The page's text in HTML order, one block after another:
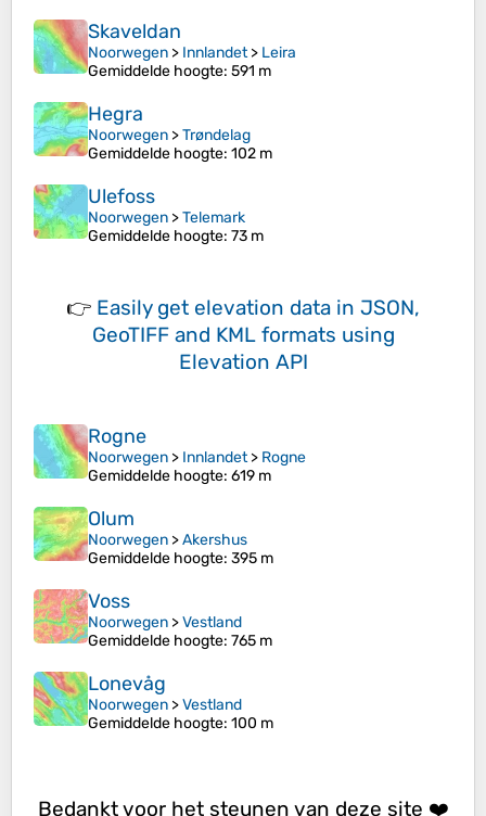
Skaveldan
Noorwegen > Innlandet> Leira
Gemiddelde hoogte: 591 m
Hegra
Noorwegen >Trøndelag
Gemiddelde hoogte: 102 m
Ulefoss
Noorwegen >Telemark
Gemiddelde hoogte: 73 m
👉 Easily get elevation data in JSON,
GeoTIFF and KML formats using
Elevation API
Rogne
Noorwegen > Innlandet> Rogne
Gemiddelde hoogte: 619 m
Olum
Noorwegen >Akershus
Gemiddelde hoogte: 395 m
Voss
Noorwegen >Vestland
Gemiddelde hoogte: 765 m
Lonevåg
Noorwegen >Vestland
Gemiddelde hoogte: 100 m
Bedankt voor het steunen van deze site ❤️